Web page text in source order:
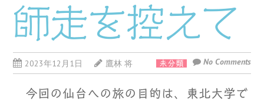
師走を控えて
2023年12月1日 鷹林 将 未分類 No Comments
今回の仙台への旅の目的は、東北大学で